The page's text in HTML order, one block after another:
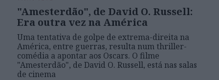
"Amesterdão", de David O. Russell:
Era outra vez na América
Uma tentativa de golpe de extrema-direita na
América, entre guerras, resulta num thriller-
comédia a apontar aos Oscars. O filme
"Amesterdão", de David O. Russell, está nas salas
de cinema